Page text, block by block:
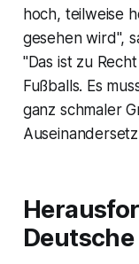
hoch, teilweise
gesehen wird",
"Das ist zu
Fußballs. Es
ganz schmaler